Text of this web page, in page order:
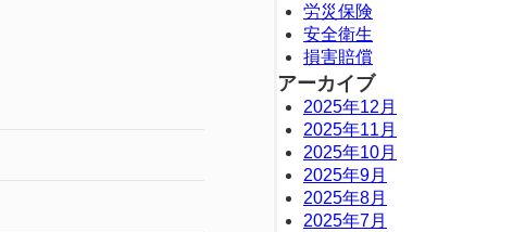
労災保険
安全衛生
損害賠償
アーカイブ
2025年12月
2025年11月
2025年10月
2025年9月
2025年8月
2025年7月